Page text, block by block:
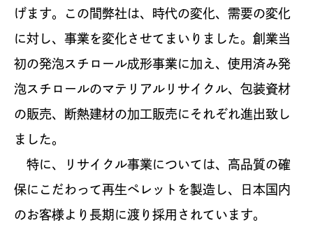
げます。この間弊社は、時代の変化、需要の変化
に対し、事業を変化させてまいりました。創業当
初の発泡スチロール成形事業に加え、使用済み発
泡スチロールのマテリアルリサイクル、包装資材
の販売、断熱建材の加工販売にそれぞれ進出致し
ました。
特に、リサイクル事業については、高品質の確
保にこだわって再生ペレットを製造し、日本国内
のお客様より長期に渡り採用されています。